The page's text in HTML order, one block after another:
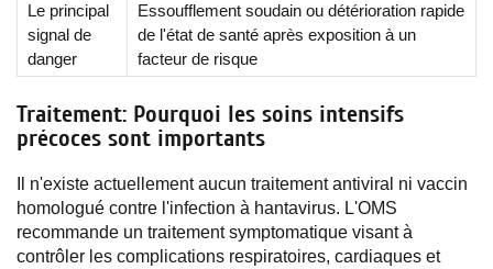
Le principal
signal de
danger
Essoufflement soudain ou détérioration rapide
de l'état de santé après exposition à un
facteur de risque
Traitement: Pourquoi les soins intensifs
précoces sont importants
Il n'existe actuellement aucun traitement antiviral ni vaccin
homologué contre l'infection à hantavirus. L'OMS
recommande un traitement symptomatique visant à
contrôler les complications respiratoires, cardiaques et